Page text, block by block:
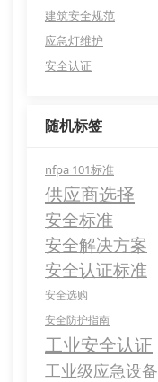
建筑安全规范
应急灯维护
安全认证
随机标签
nfpa 101标准
供应商选择
安全标准
安全解决方案
安全认证标准
安全选购
安全防护指南
工业安全认证
工业级应急设备